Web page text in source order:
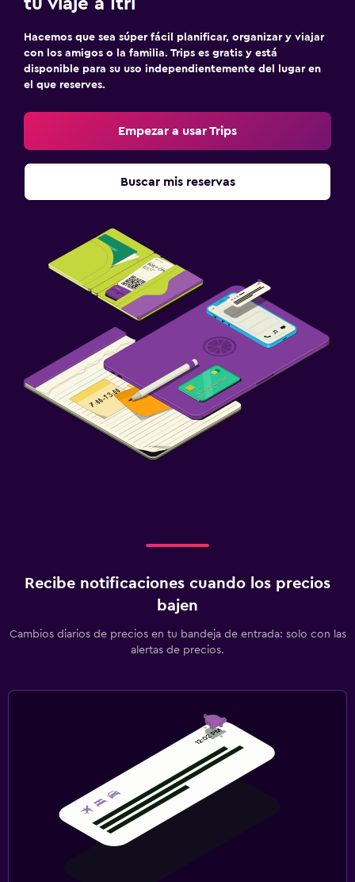
Hacemos que sea súper fácil planificar, organizar y viajar
con los amigos o la familia. Trips es gratis y está
disponible para su uso independientemente del lugar en
el que reserves.
Empezar a usar Trips
Buscar mis reservas
Recibe notificaciones cuando los precios
bajen
Cambios diarios de precios en tu bandeja de entrada: solo con las
alertas de precios.